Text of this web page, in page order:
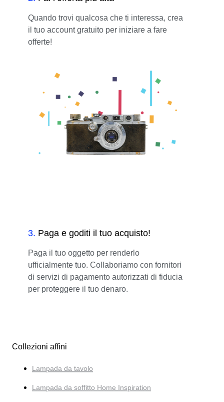
Quando trovi qualcosa che ti interessa, crea
il tuo account gratuito per iniziare a fare
offerte!
3. Paga e goditi il tuo acquisto!
Paga il tuo oggetto per renderlo
ufficialmente tuo. Collaboriamo con fornitori
di servizi di pagamento autorizzati di fiducia
per proteggere il tuo denaro.
Collezioni affini
Lampada da tavolo
Lampada da soffitto Home Inspiration